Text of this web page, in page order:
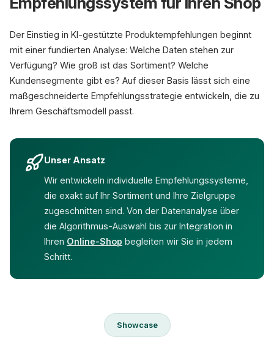
Der Einstieg in KI-gestützte Produktempfehlungen beginnt
mit einer fundierten Analyse: Welche Daten stehen zur
Verfügung? Wie groß ist das Sortiment? Welche
Kundensegmente gibt es? Auf dieser Basis lässt sich eine
maßgeschneiderte Empfehlungsstrategie entwickeln, die zu
Ihrem Geschäftsmodell passt.
Unser Ansatz
Wir entwickeln individuelle Empfehlungssysteme,
die exakt auf Ihr Sortiment und Ihre Zielgruppe
zugeschnitten sind. Von der Datenanalyse über
die Algorithmus-Auswahl bis zur Integration in
Ihren Online-Shop begleiten wir Sie in jedem
Schritt.
Showcase